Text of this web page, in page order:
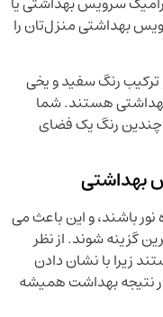
بهداشتی منزل‌تان را
ترکیب رنگ سفید و یخی
هستند. شما
چندین رنگ یک فضای
بهداشتی
باشند، و این باعث می
گزینه شوند. از نظر
زیرا با نشان دادن
در نتیجه بهداشت همیشه